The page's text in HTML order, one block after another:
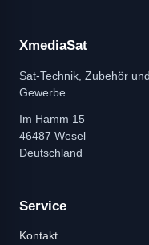
XmediaSat
Sat-Technik, Zubehör
Gewerbe.
Im Hamm 15
46487 Wesel
Deutschland
Service
Kontakt